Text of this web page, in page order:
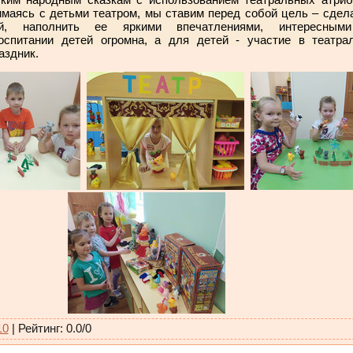
с детьми театром, мы ставим перед собой цель –
наполнить ее яркими впечатлениями,
детей огромна, а для детей - участие в
| Рейтинг: 0.0/0